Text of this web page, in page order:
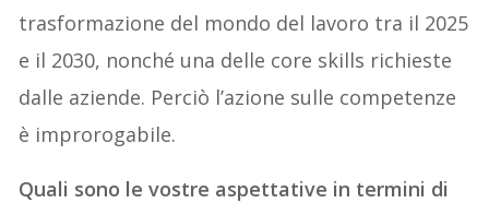
trasformazione del mondo del lavoro tra il 2025
e il 2030, nonché una delle core skills richieste
dalle aziende. Perciò l’azione sulle competenze
è improrogabile.
Quali sono le vostre aspettative in termini di